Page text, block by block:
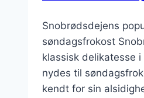
Snobrødsdejens
søndagsfrokost
klassisk delikatesse
nydes til
kendt for sin